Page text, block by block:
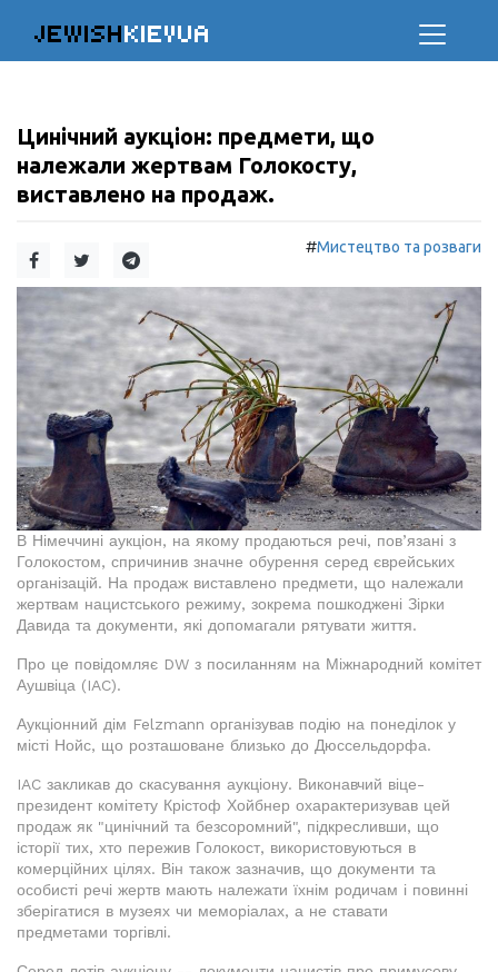
JEWISHKIEVUA
Цинічний аукціон: предмети, що
належали жертвам Голокосту,
виставлено на продаж.
#Мистецтво та розваги
В Німеччині аукціон, на якому продаються речі, пов’язані з
Голокостом, спричинив значне обурення серед єврейських
організацій. На продаж виставлено предмети, що належали
жертвам нацистського режиму, зокрема пошкоджені Зірки
Давида та документи, які допомагали рятувати життя.
Про це повідомляє DW з посиланням на Міжнародний комітет
Аушвіца (IAC).
Аукціонний дім Felzmann організував подію на понеділок у
місті Нойс, що розташоване близько до Дюссельдорфа.
IAC закликав до скасування аукціону. Виконавчий віце-
президент комітету Крістоф Хойбнер охарактеризував цей
продаж як "цинічний та безсоромний", підкресливши, що
історії тих, хто пережив Голокост, використовуються в
комерційних цілях. Він також зазначив, що документи та
особисті речі жертв мають належати їхнім родичам і повинні
зберігатися в музеях чи меморіалах, а не ставати
предметами торгівлі.